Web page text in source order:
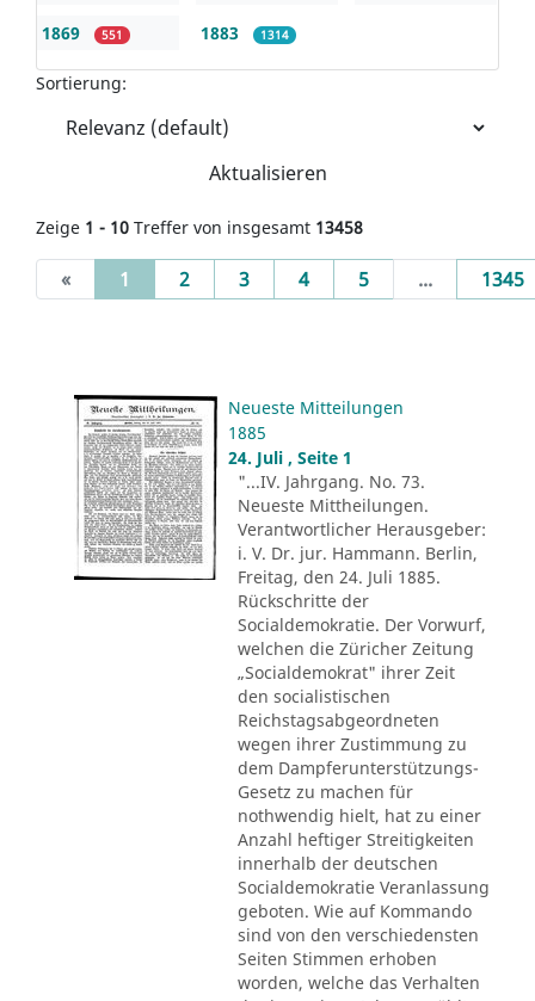
1869 551 1883 1314
Sortierung:
Aktualisieren
Zeige 1 - 10 Treffer von insgesamt 13458
« 1 (current)
2 3 4 5 ... 1345
Neueste Mitteilungen
1885
24. Juli , Seite 1
"...IV. Jahrgang. No. 73.
Neueste Mittheilungen.
Verantwortlicher Herausgeber:
i. V. Dr. jur. Hammann. Berlin,
Freitag, den 24. Juli 1885.
Rückschritte der
Socialdemokratie. Der Vorwurf,
welchen die Züricher Zeitung
„Socialdemokrat" ihrer Zeit
den socialistischen
Reichstagsabgeordneten
wegen ihrer Zustimmung zu
dem Dampferunterstützungs-
Gesetz zu machen für
nothwendig hielt, hat zu einer
Anzahl heftiger Streitigkeiten
innerhalb der deutschen
Socialdemokratie Veranlassung
geboten. Wie auf Kommando
sind von den verschiedensten
Seiten Stimmen erhoben
worden, welche das Verhalten